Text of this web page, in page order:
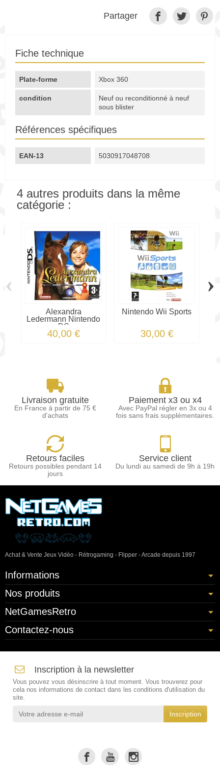
Partager
Fiche technique
Plate-forme Xbox 360
condition
Neuf ou reconditionné à neuf
sous blister
Références spécifiques
EAN-13 5030917048708
4 autres produits dans la même
catégorie :
Alexandra
Ledermann Nintendo
DS
40,00 €
Nintendo Wii Sports
30,00 €
‹ ›
Livraison gratuite
En France à partir de 75 €
d'achats
Paiement x3 ou x4
Avec PayPal régler en 3x ou 4
fois sans frais supplémentaires.
Retours faciles
Retours possibles pendant 14
jours
Service client
Du lundi au samedi de 9h à 19h
Achat & Vente Jeux Vidéo - Rétrogaming - Flipper - Arcade depuis 1997
Informations
Nos produits
NetGamesRetro
Contactez-nous
Inscription à la newsletter
Vous pouvez vous désinscrire à tout moment. Vous trouverez pour
cela nos informations de contact dans les conditions d'utilisation du
site.